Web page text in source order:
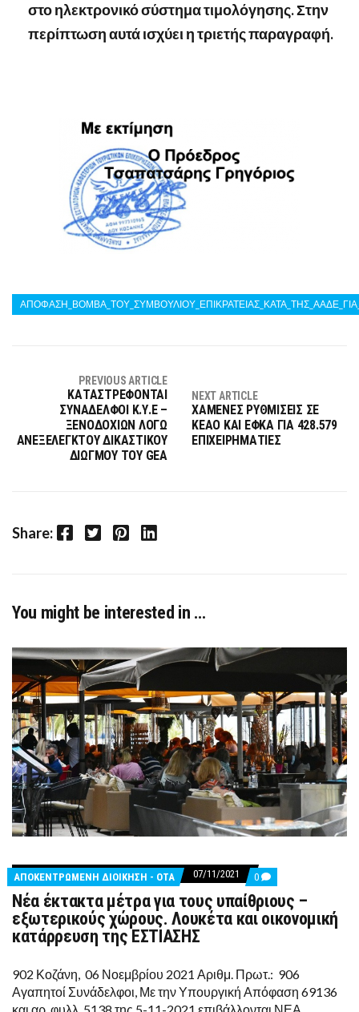
στο ηλεκτρονικό σύστημα τιμολόγησης. Στην
περίπτωση αυτά ισχύει η τριετής παραγραφή.
PREVIOUS ARTICLE
ΚΑΤΑΣΤΡΕΦΟΝΤΑΙ
ΣΥΝΑΔΕΛΦΟΙ Κ.Υ.Ε –
ΞΕΝΟΔΟΧΙΩΝ ΛΟΓΩ
ΑΝΕΞΕΛΕΓΚΤΟΥ ΔΙΚΑΣΤΙΚΟΥ
ΔΙΩΓΜΟΥ ΤΟΥ GEA
NEXT ARTICLE
ΧΑΜΕΝΕΣ ΡΥΘΜΙΣΕΙΣ ΣΕ
ΚΕΑΟ ΚΑΙ ΕΦΚΑ ΓΙΑ 428.579
ΕΠΙΧΕΙΡΗΜΑΤΙΕΣ
Share: Facebook Twitter Pinterest LinkedIn
You might be interested in …
ΑΠΟΚΕΝΤΡΩΜΕΝΗ ΔΙΟΙΚΗΣΗ - ΟΤΑ 07/11/2021 0 COMMENTS
ON
ΝΈΑ
ΈΚΤΑΚΤΑ
ΜΈΤΡΑ
–
ΕΞΩΤΕΡΙΚΟΎΣ
ΧΏΡΟΥΣ.
ΛΟΥΚΈΤΑ
Νέα έκτακτα μέτρα για τους υπαίθριους –
εξωτερικούς χώρους. Λουκέτα και οικονομική
κατάρρευση της ΕΣΤΙΑΣΗΣ
902 Κοζάνη, 06 Νοεμβρίου 2021 Αριθμ. Πρωτ.: 906
Αγαπητοί Συνάδελφοι, Με την Υπουργική Απόφαση 69136
και αρ. φυλλ. 5138 της 5-11-2021 επιβάλλονται ΝΕΑ